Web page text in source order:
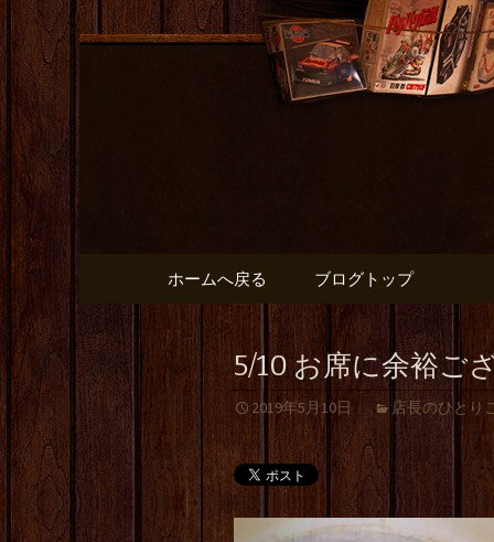
名古屋市
出張や観光に名古屋めし
コンテンツへ移動
ホームへ戻る ブログトップ
5/10 お席に余裕ご
2019年5月10日 店長のひとり